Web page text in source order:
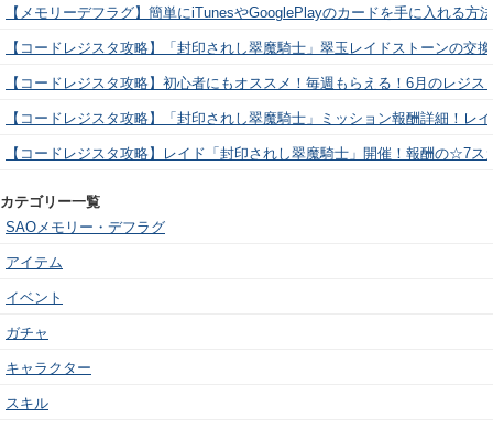
【メモリーデフラグ】簡単にiTunesやGooglePlayのカードを手に入れる方
【コードレジスタ攻略】「封印されし翠魔騎士」翠玉レイドストーンの交
【コードレジスタ攻略】初心者にもオススメ！毎週もらえる！6月のレジ
【コードレジスタ攻略】「封印されし翠魔騎士」ミッション報酬詳細！レ
【コードレジスタ攻略】レイド「封印されし翠魔騎士」開催！報酬の☆7
カテゴリー一覧
SAOメモリー・デフラグ
アイテム
イベント
ガチャ
キャラクター
スキル